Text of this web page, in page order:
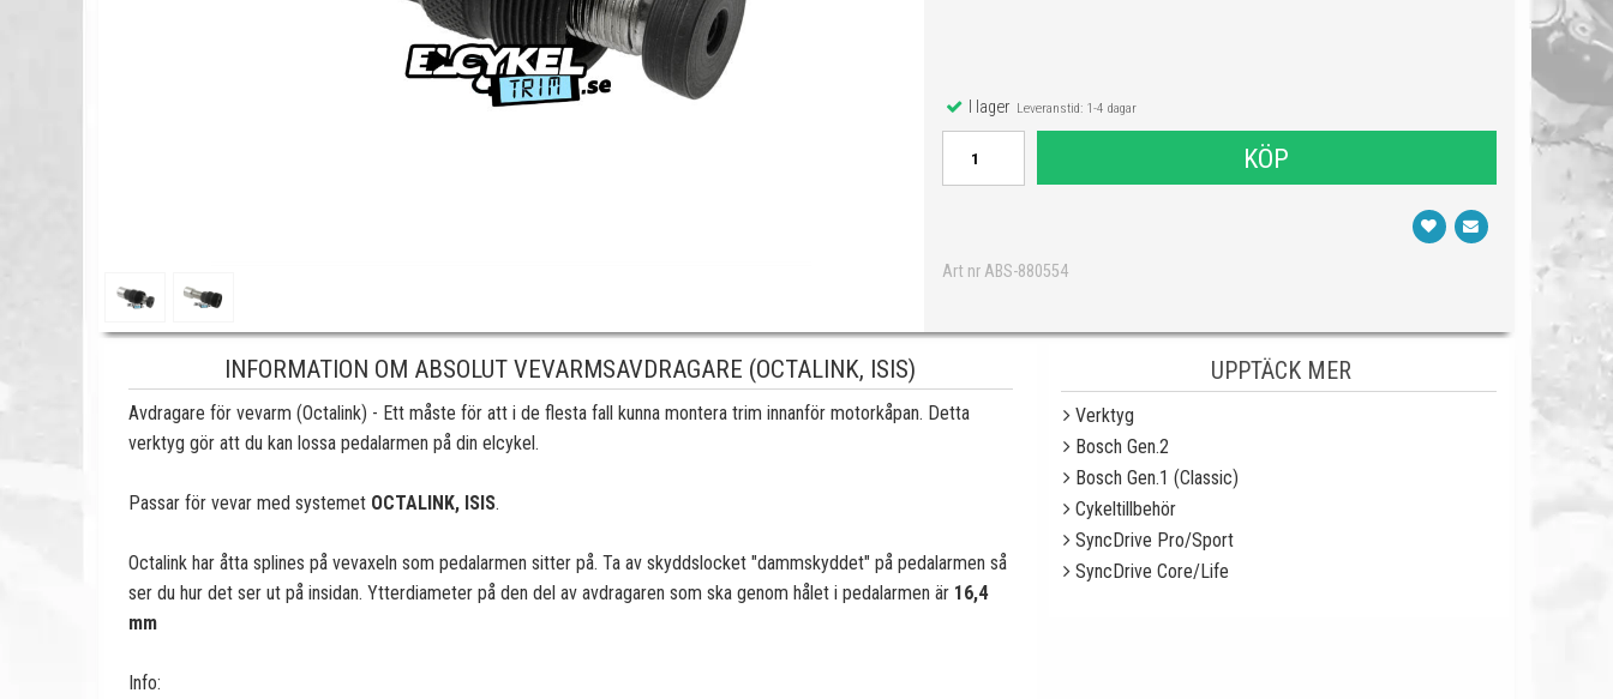
I lagerLeveranstid: 1-4 dagar
KÖP
Art nr ABS-880554
INFORMATION OM ABSOLUT VEVARMSAVDRAGARE (OCTALINK, ISIS)
Avdragare för vevarm (Octalink) - Ett måste för att i de flesta fall kunna montera trim innanför motorkåpan. Detta
verktyg gör att du kan lossa pedalarmen på din elcykel.
Passar för vevar med systemet OCTALINK, ISIS.
Octalink har åtta splines på vevaxeln som pedalarmen sitter på. Ta av skyddslocket "dammskyddet" på pedalarmen så
ser du hur det ser ut på insidan. Ytterdiameter på den del av avdragaren som ska genom hålet i pedalarmen är 16,4
mm
Info:
UPPTÄCK MER
Verktyg
Bosch Gen.2
Bosch Gen.1 (Classic)
Cykeltillbehör
SyncDrive Pro/Sport
SyncDrive Core/Life